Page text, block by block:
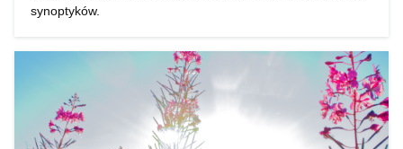
synoptyków.